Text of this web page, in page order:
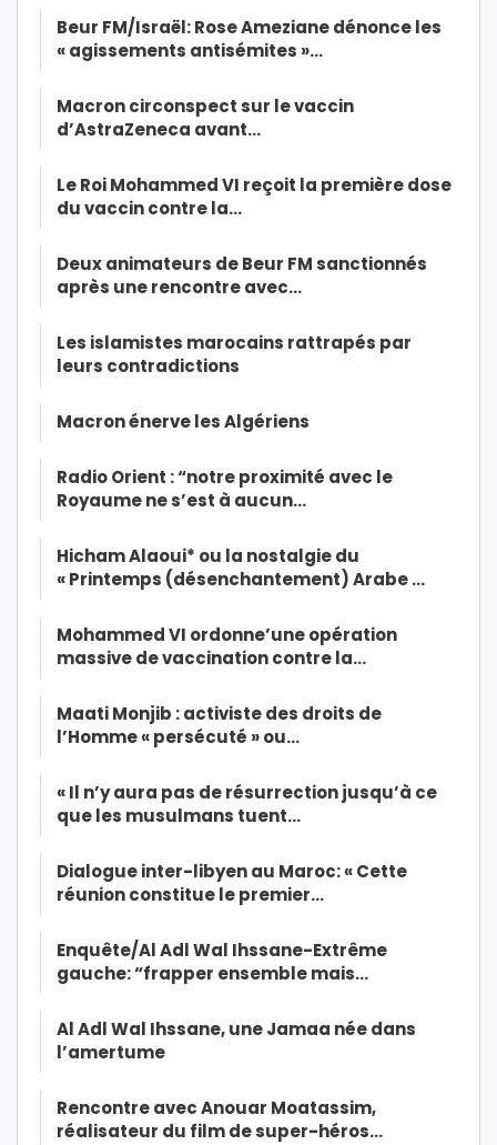
Beur FM/Israël: Rose Ameziane dénonce les
« agissements antisémites »…
Macron circonspect sur le vaccin
d’AstraZeneca avant…
Le Roi Mohammed VI reçoit la première dose
du vaccin contre la…
Deux animateurs de Beur FM sanctionnés
après une rencontre avec…
Les islamistes marocains rattrapés par
leurs contradictions
Macron énerve les Algériens
Radio Orient : “notre proximité avec le
Royaume ne s’est à aucun…
Hicham Alaoui* ou la nostalgie du
« Printemps (désenchantement) Arabe …
Mohammed VI ordonne’une opération
massive de vaccination contre la…
Maati Monjib : activiste des droits de
l’Homme « persécuté » ou…
« Il n’y aura pas de résurrection jusqu’à ce
que les musulmans tuent…
Dialogue inter-libyen au Maroc: « Cette
réunion constitue le premier…
Enquête/Al Adl Wal Ihssane-Extrême
gauche: “frapper ensemble mais…
Al Adl Wal Ihssane, une Jamaa née dans
l’amertume
Rencontre avec Anouar Moatassim,
réalisateur du film de super-héros…